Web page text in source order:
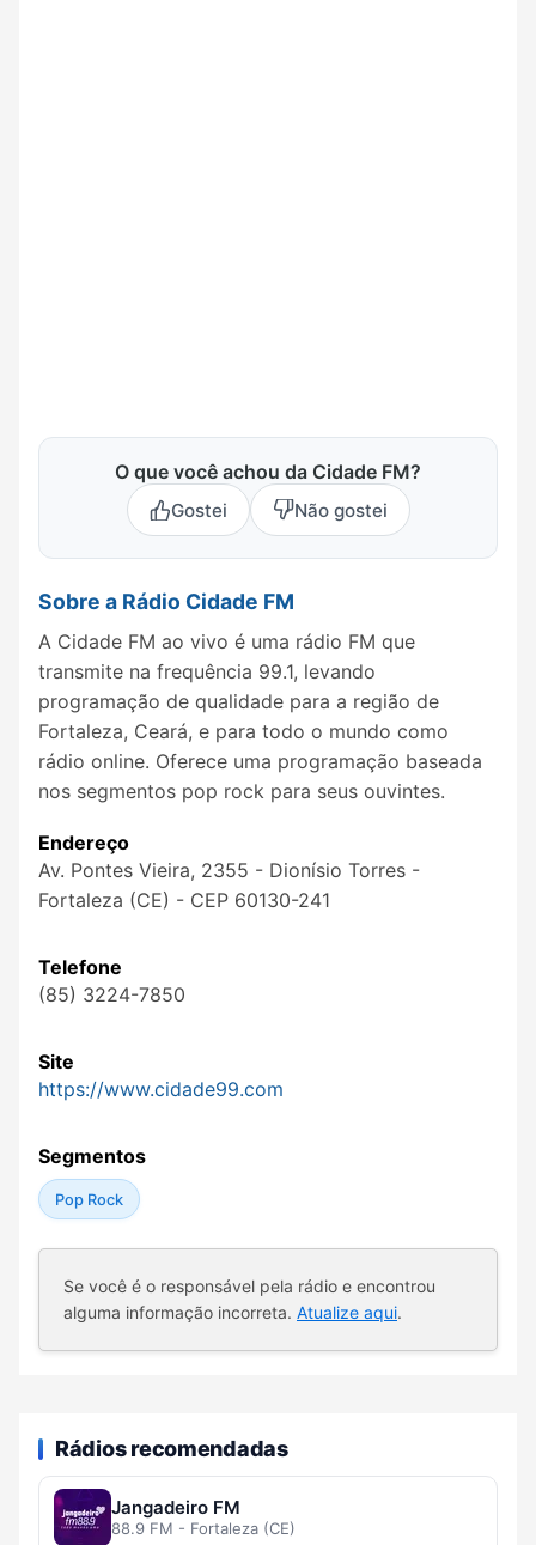
O que você achou da Cidade FM?
Gostei Não gostei
Sobre a Rádio Cidade FM
A Cidade FM ao vivo é uma rádio FM que
transmite na frequência 99.1, levando
programação de qualidade para a região de
Fortaleza, Ceará, e para todo o mundo como
rádio online. Oferece uma programação baseada
nos segmentos pop rock para seus ouvintes.
Endereço
Av. Pontes Vieira, 2355 - Dionísio Torres -
Fortaleza (CE) - CEP 60130-241
Telefone
(85) 3224-7850
Site
https://www.cidade99.com
Segmentos
Pop Rock
Se você é o responsável pela rádio e encontrou
alguma informação incorreta. Atualize aqui.
Rádios recomendadas
Jangadeiro FM
88.9 FM - Fortaleza (CE)